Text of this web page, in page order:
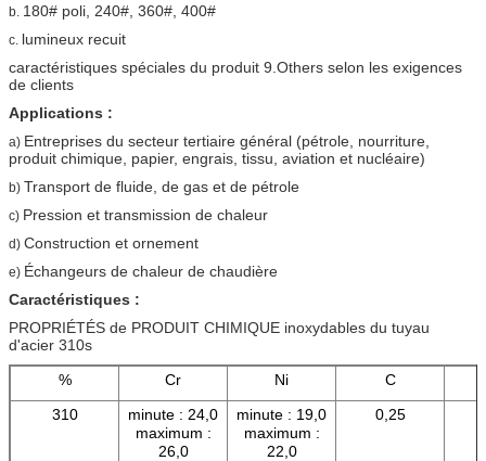
b. 180# poli, 240#, 360#, 400#
c. lumineux recuit
caractéristiques spéciales du produit 9.Others selon les exigences
de clients
Applications :
a) Entreprises du secteur tertiaire général (pétrole, nourriture,
produit chimique, papier, engrais, tissu, aviation et nucléaire)
b) Transport de fluide, de gas et de pétrole
c) Pression et transmission de chaleur
d) Construction et ornement
e) Échangeurs de chaleur de chaudière
Caractéristiques :
PROPRIÉTÉS de PRODUIT CHIMIQUE inoxydables du tuyau
d'acier 310s
%
Cr Ni
C
310
minute : 24,0
maximum :
26,0
minute : 19,0
maximum :
22,0
0,25